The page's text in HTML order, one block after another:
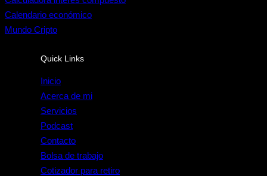
Calendario económico
Mundo Cripto
Quick Links
Inicio
Acerca de mi
Servicios
Podcast
Contacto
Bolsa de trabajo
Cotizador para retiro